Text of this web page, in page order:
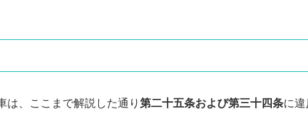
は、ここまで解説した通り 第二十五条および第三十四条に